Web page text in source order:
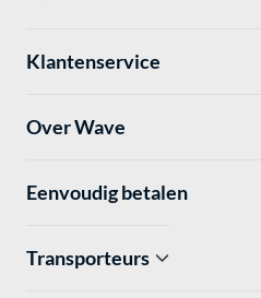
Klantenservice
Over Wave
Eenvoudig betalen
Transporteurs